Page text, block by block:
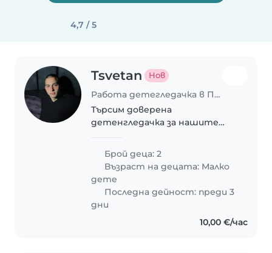
4,7 / 5
Tsvetan Нов
Работа детегледачка в Пловдив
Търсим доверена
детенгледачка за нашите
приказливи деца.
Предпочитаме грижите да се
провеждат в нашето
семейство.
Брой деца: 2
Възраст на децата: Малко
дете
Последна дейност: преди 3
дни
10,00 €/час